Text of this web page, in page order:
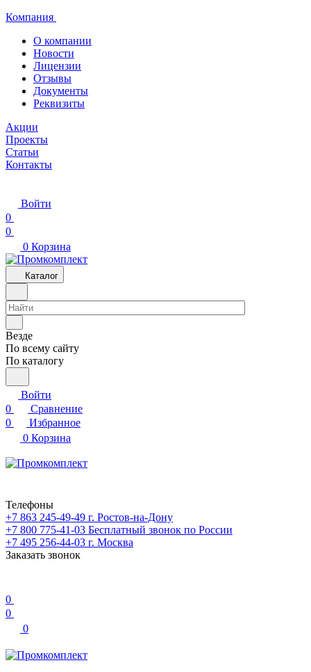
Компания
О компании
Новости
Лицензии
Отзывы
Документы
Реквизиты
Акции
Проекты
Статьи
Контакты
Войти
0
0
0 Корзина
Каталог
Везде
По всему сайту
По каталогу
Войти
0
Сравнение
0
Избранное
0 Корзина
Телефоны
+7 863 245-49-49 г. Ростов-на-Дону
+7 800 775-41-03 Бесплатный звонок по России
+7 495 256-44-03 г. Москва
Заказать звонок
0
0
0